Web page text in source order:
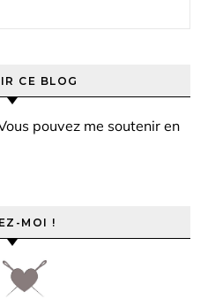
CE BLOG
pouvez me soutenir en
MOI !